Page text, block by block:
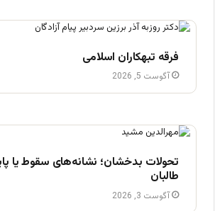
فرقه تبهکاران اسلامی
آگوست 5, 2026
تحولات بدخشان؛ نشانه‌های سقوط یا
طالبان
آگوست 3, 2026